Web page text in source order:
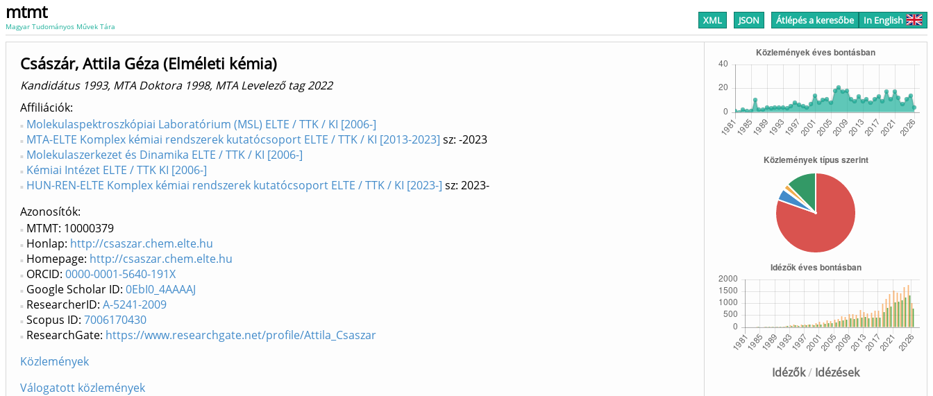
mtmt
Magyar Tudományos Művek Tára XML JSON Átlépés a keresőbe In English
Idézők/ Idézések
Császár, Attila Géza (Elméleti kémia)
Kandidátus 1993, MTA Doktora 1998, MTA Levelező tag 2022
Affiliációk
Molekulaspektroszkópiai Laboratórium (MSL) ELTE / TTK / KI [2006-]
MTA-ELTE Komplex kémiai rendszerek kutatócsoport ELTE / TTK / KI [2013-2023] sz: -2023
Molekulaszerkezet és Dinamika ELTE / TTK / KI [2006-]
Kémiai Intézet ELTE / TTK KI [2006-]
HUN-REN-ELTE Komplex kémiai rendszerek kutatócsoport ELTE / TTK / KI [2023-] sz: 2023-
Azonosítók
MTMT: 10000379
Honlap: http://csaszar.chem.elte.hu
Homepage: http://csaszar.chem.elte.hu
ORCID: 0000-0001-5640-191X
Google Scholar ID: 0EbI0_4AAAAJ
ResearcherID: A-5241-2009
Scopus ID: 7006170430
ResearchGate: https://www.researchgate.net/profile/Attila_Csaszar
Közlemények
Válogatott közlemények